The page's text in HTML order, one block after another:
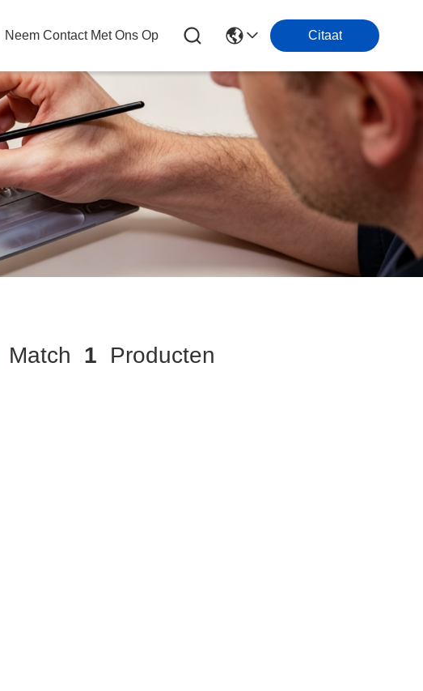
Neem Contact Met Ons Op Citaat
Match 1 Producten